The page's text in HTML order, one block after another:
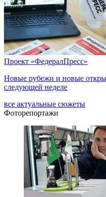
Проект «ФедералПресс»
Новые рубежи и новые
следующей неделе
все актуальные сюжеты
Фоторепортажи